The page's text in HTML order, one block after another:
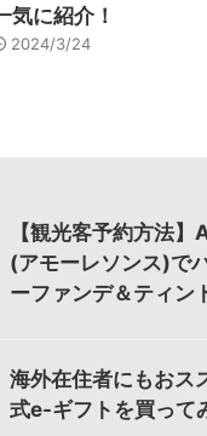
気に紹介！
2024/3/24
【観光客予約方法】
(アモーレソンス)で
ーファンデ＆ティン
海外在住者にもおス
式e-ギフトを買って